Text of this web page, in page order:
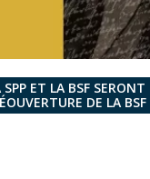
SPP ET LA BSF
DE LA